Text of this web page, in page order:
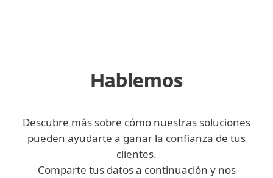
Hablemos
Descubre más sobre cómo nuestras soluciones
pueden ayudarte a ganar la confianza de tus
clientes.
Comparte tus datos a continuación y nos